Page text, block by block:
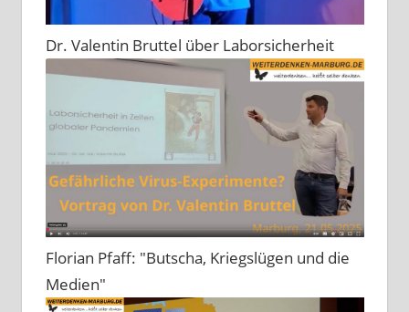
Dr. Valentin Bruttel über Laborsicherheit
Florian Pfaff: "Butscha, Kriegslügen und die
Medien"